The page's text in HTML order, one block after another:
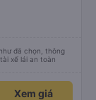
đã chọn, thông
xế lái an toàn
Xem giá